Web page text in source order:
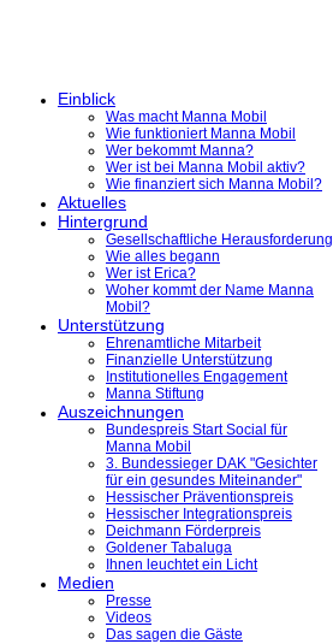
Einblick
Was macht Manna Mobil
Wie funktioniert Manna Mobil
Wer bekommt Manna?
Wer ist bei Manna Mobil aktiv?
Wie finanziert sich Manna Mobil?
Aktuelles
Hintergrund
Gesellschaftliche Herausforderung
Wie alles begann
Wer ist Erica?
Woher kommt der Name Manna
Mobil?
Unterstützung
Ehrenamtliche Mitarbeit
Finanzielle Unterstützung
Institutionelles Engagement
Manna Stiftung
Auszeichnungen
Bundespreis Start Social für
Manna Mobil
3. Bundessieger DAK "Gesichter
für ein gesundes Miteinander"
Hessischer Präventionspreis
Hessischer Integrationspreis
Deichmann Förderpreis
Goldener Tabaluga
Ihnen leuchtet ein Licht
Medien
Presse
Videos
Das sagen die Gäste